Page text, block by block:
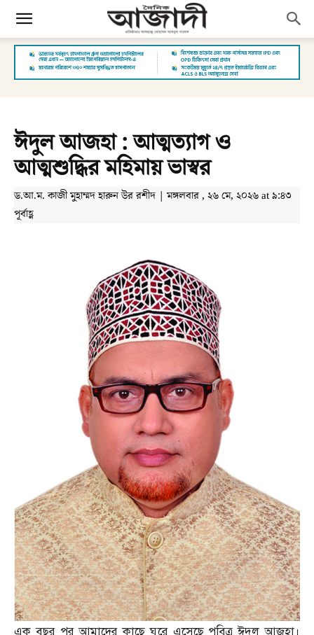
ঈদুল আজহা : আত্মত্যাগ ও
আত্মশুদ্ধির মহিমায় ভাস্বর
ড.আ.ম. কাজী মুহাম্মদ হারুন উর রশীদ | মঙ্গলবার , ২৬ মে, ২০২৬ at ৯:৪৩
পূর্বাহ্ণ